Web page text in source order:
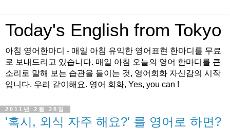
Today's English from Tokyo
아침 영어한마디 - 매일 아침 유익한 영어표현 한마디를 무료
로 보내드리고 있습니다. 매일 아침 오늘의 영어 한마디를 큰
소리로 말해 보는 습관을 들이는 것, 영어회화 자신감의 시작
입니다. 우리 같이해요. 영어 회화, Yes, you can !
2011년 2월 28일
'혹시, 외식 자주 해요?' 를 영어로 하면?